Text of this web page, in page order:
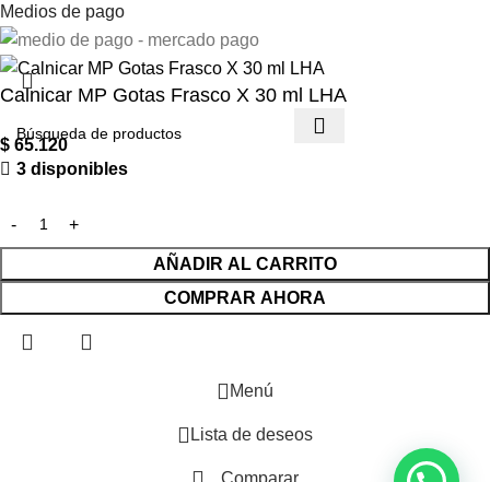
Medios de pago
Calnicar MP Gotas Frasco X 30 ml LHA
$ 65.120
3 disponibles
AÑADIR AL CARRITO
COMPRAR AHORA
Menú
Lista de deseos
Comparar